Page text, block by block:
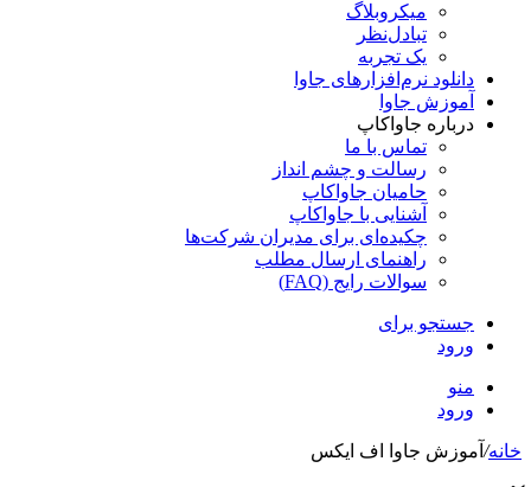
میکروبلاگ
تبادل‌نظر
یک تجربه
دانلود نرم‌افزارهای جاوا
آموزش جاوا
درباره جاواکاپ
تماس با ما
رسالت و چشم انداز
حامیان جاواکاپ
آشنایی با جاواکاپ
چکیده‌ای برای مدیران شرکت‌ها
راهنمای ارسال مطلب
سوالات رایج (FAQ)
جستجو برای
ورود
منو
ورود
خانه/ آموزش جاوا اف ایکس